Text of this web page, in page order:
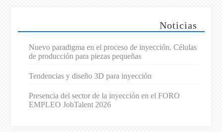
Noticias
Nuevo paradigma en el proceso de inyección. Células
de producción para piezas pequeñas
Tendencias y diseño 3D para inyección
Presencia del sector de la inyección en el FORO
EMPLEO JobTalent 2026